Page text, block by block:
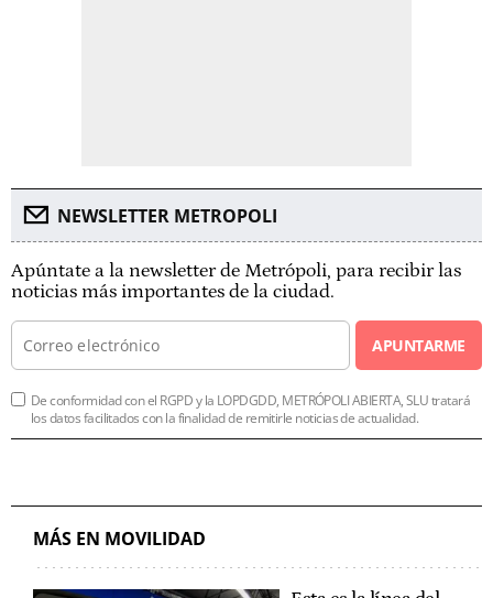
NEWSLETTER METROPOLI
Apúntate a la newsletter de Metrópoli, para recibir las
noticias más importantes de la ciudad.
APUNTARME
De conformidad con el RGPD y la LOPDGDD, METRÓPOLI ABIERTA, SLU tratará
los datos facilitados con la finalidad de remitirle noticias de actualidad.
MÁS EN MOVILIDAD